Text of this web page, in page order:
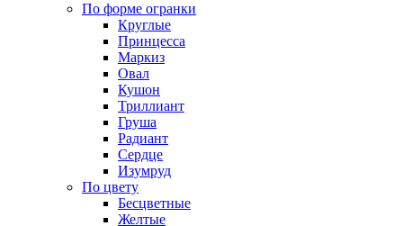
По форме огранки
Круглые
Принцесса
Маркиз
Овал
Кушон
Триллиант
Груша
Радиант
Сердце
Изумруд
По цвету
Бесцветные
Желтые